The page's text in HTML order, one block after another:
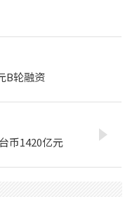
B轮融资
币1420亿元